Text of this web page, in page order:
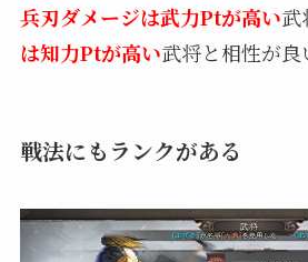
兵刃ダメージは武力Ptが高い武
は知力Ptが高い武将と相性が良
戦法にもランクがある